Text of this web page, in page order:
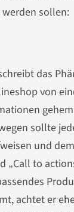
sollen:
das
von
sollte
und
„Call to
achtet er